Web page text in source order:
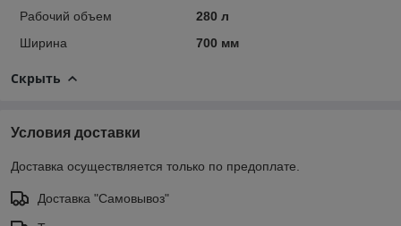
Рабочий объем
280 л
Ширина
700 мм
Скрыть
Условия доставки
Доставка осуществляется только по предоплате.
Доставка "Самовывоз"